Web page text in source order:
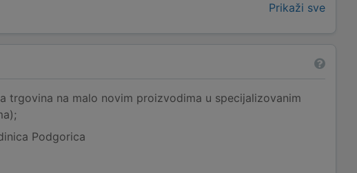
Prikaži sve
trgovina na malo novim proizvodima u specijalizovanim
Podgorica